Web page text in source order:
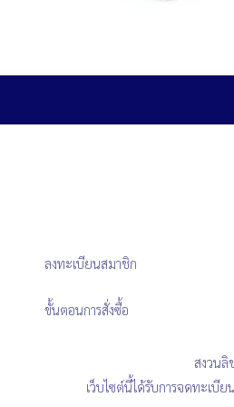
ลงทะเบียนสมาชิก
ขั้นตอนการสั่งซื้อ
สงวน
เว็บไซต์นี้ได้รับการจดทะเ